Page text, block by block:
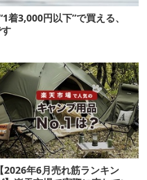
着3,000円以下”で買える、
【2026年6月売れ筋ランキン